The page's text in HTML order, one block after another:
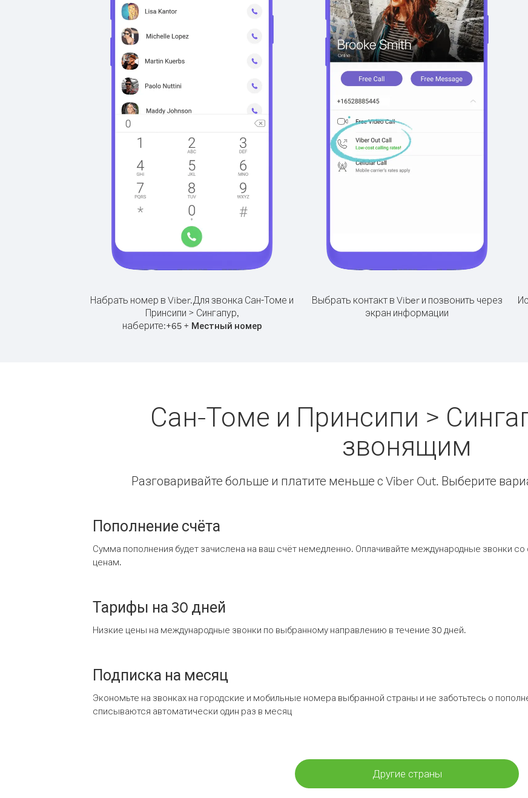
Набрать номер в Viber.Для звонка Сан-Томе и
Принсипи > Сингапур,
наберите:+65+ Местный номер
Выбрать контакт в Viber и позвонить через
экран информации
Сан-Томе и Принсипи >
звонящим
Разговаривайте больше и платите меньше с Viber Out. Выберите
Пополнение счёта
Сумма пополнения будет зачислена на ваш счёт немедленно. Оплачивайте международные звонки
ценам.
Тарифы на 30 дней
Низкие цены на международные звонки по выбранному направлению в течение 30 дней.
Подписка на месяц
Экономьте на звонках на городские и мобильные номера выбранной страны и не заботьтесь о
списываются автоматически один раз в месяц
Другие страны